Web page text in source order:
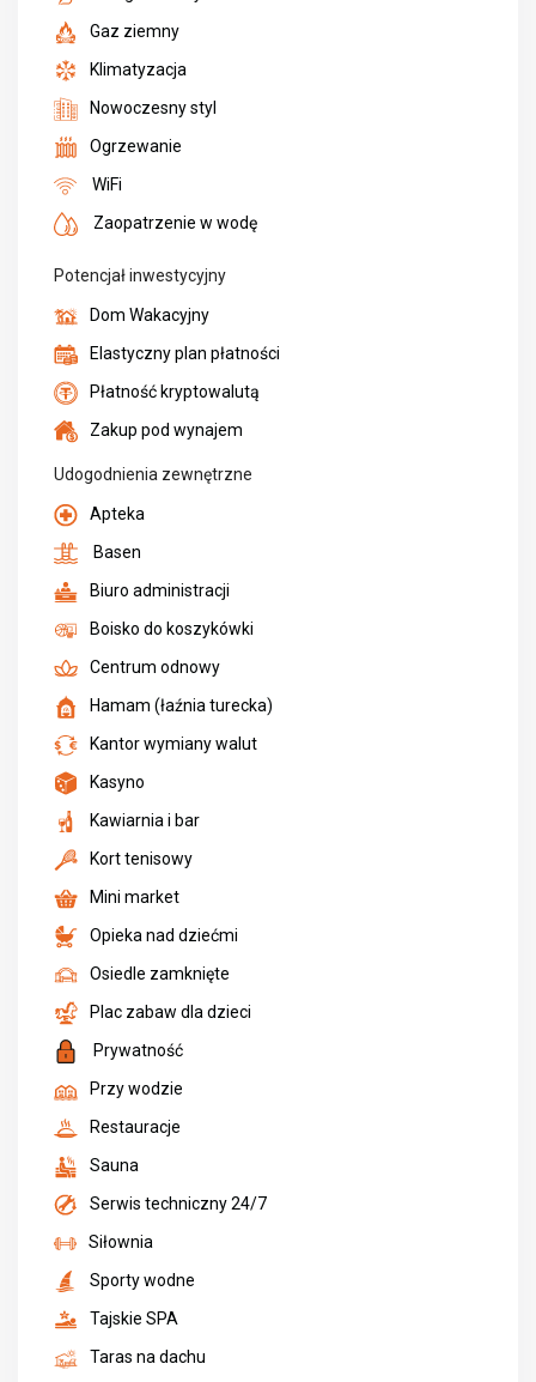
Gaz ziemny
Klimatyzacja
Nowoczesny styl
Ogrzewanie
WiFi
Zaopatrzenie w wodę
Potencjał inwestycyjny
Dom Wakacyjny
Elastyczny plan płatności
Płatność kryptowalutą
Zakup pod wynajem
Udogodnienia zewnętrzne
Apteka
Basen
Biuro administracji
Boisko do koszykówki
Centrum odnowy
Hamam (łaźnia turecka)
Kantor wymiany walut
Kasyno
Kawiarnia i bar
Kort tenisowy
Mini market
Opieka nad dziećmi
Osiedle zamknięte
Plac zabaw dla dzieci
Prywatność
Przy wodzie
Restauracje
Sauna
Serwis techniczny 24/7
Siłownia
Sporty wodne
Tajskie SPA
Taras na dachu